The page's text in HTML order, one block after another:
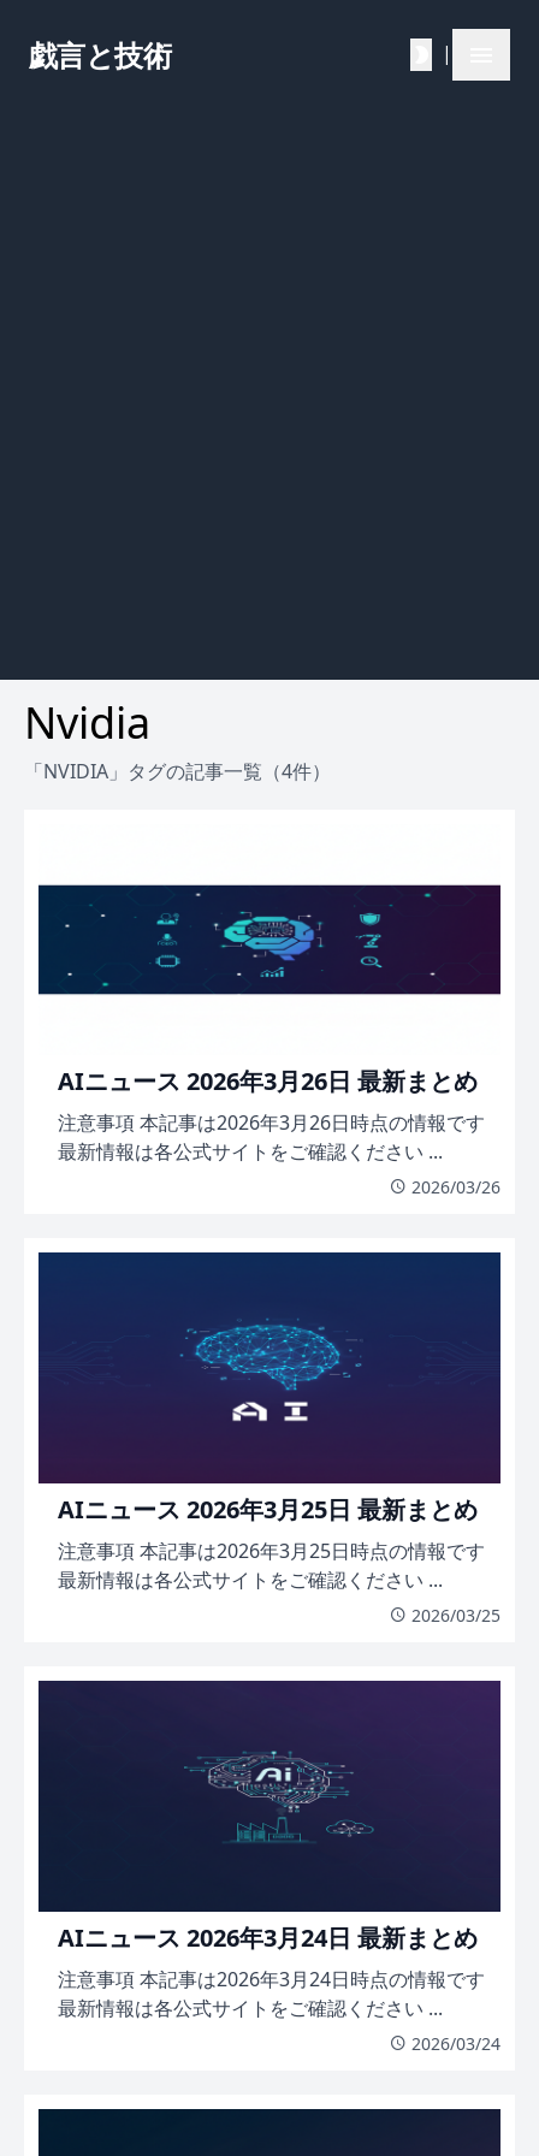
戯言と技術 |
Nvidia
「NVIDIA」タグの記事一覧（4件）
AIニュース 2026年3月26日 最新まとめ
注意事項 本記事は2026年3月26日時点の情報です
最新情報は各公式サイトをご確認ください ...
2026/03/26
AIニュース 2026年3月25日 最新まとめ
注意事項 本記事は2026年3月25日時点の情報です
最新情報は各公式サイトをご確認ください ...
2026/03/25
AIニュース 2026年3月24日 最新まとめ
注意事項 本記事は2026年3月24日時点の情報です
最新情報は各公式サイトをご確認ください ...
2026/03/24